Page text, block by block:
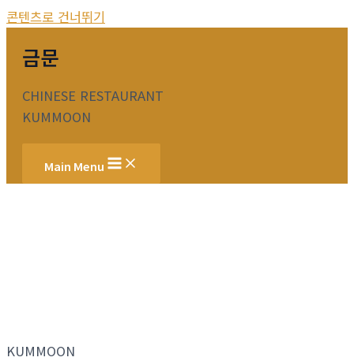
콘텐츠로 건너뛰기
금문
CHINESE RESTAURANT
KUMMOON
Main Menu
KUMMOON